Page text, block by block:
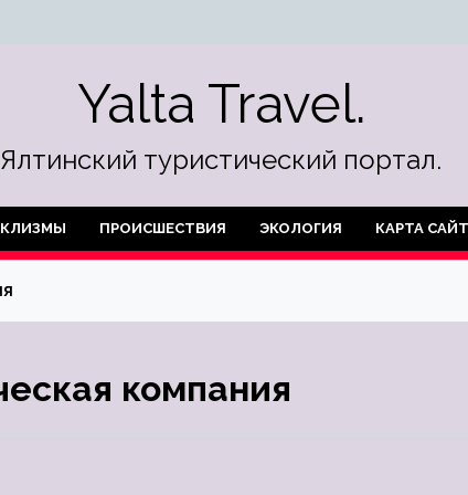
Yalta Travel.
Ялтинский туристический портал.
ПРОИСШЕСТВИЯ ЭКОЛОГИЯ КАРТА
компания